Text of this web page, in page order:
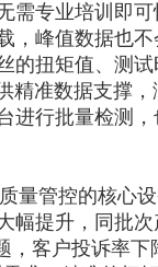
需专业培训即
，峰值数据也
的扭矩值、测
精准数据支撑
进行批量检测
量管控的核心
幅提升，同批
客户投诉率下